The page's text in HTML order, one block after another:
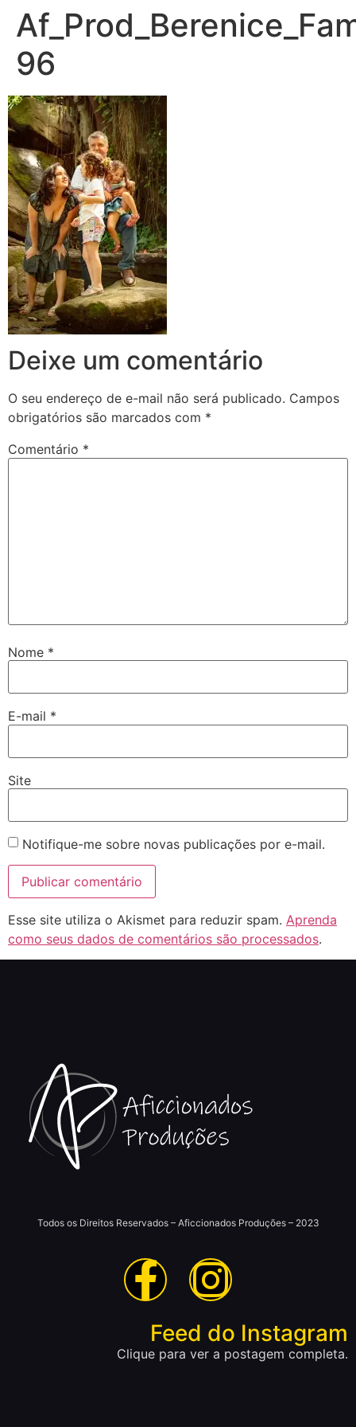
96
Deixe um comentário
O seu endereço de e-mail não será publicado. Campos
obrigatórios são marcados com *
Comentário *
Nome *
E-mail *
Site
Notifique-me sobre novas publicações por e-mail.
Esse site utiliza o Akismet para reduzir spam. Aprenda
como seus dados de comentários são processados.
Todos os Direitos Reservados – Aficcionados Produções – 2023
Feed do Instagram
Clique para ver a postagem completa.